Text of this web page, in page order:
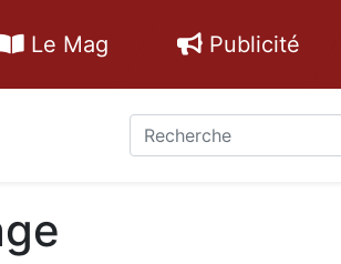
Le Mag Publicité